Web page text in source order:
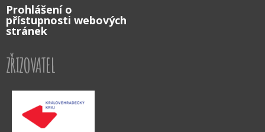
Prohlášení o
přístupnosti webových
stránek
ZŘIZOVATEL